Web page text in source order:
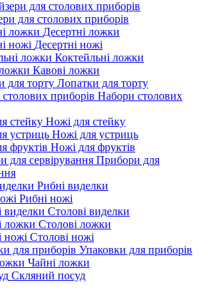
для столових приборів
Десертні ложки
Десертні ножі
Коктейльні ложки
Кавові ложки
Лопатки для торту
Набори столових
Ножі для стейку
Ножі для устриць
Ножі для фруктів
Прибори для
Рибні виделки
Рибні ножі
Столові виделки
Столові ложки
Столові ножі
Упаковки для приборів
Чайні ложки
Скляний посуд